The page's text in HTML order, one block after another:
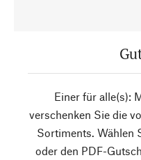
Einer für alle(s):
verschenken Sie die
Sortiments. Wählen
oder den PDF-